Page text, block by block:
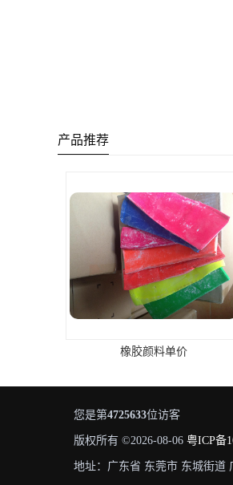
产品推荐
橡胶颜料单价
您是第4725633位访客
版权所有 ©2026-08-06 粤ICP备
地址：广东省 东莞市 东城街道